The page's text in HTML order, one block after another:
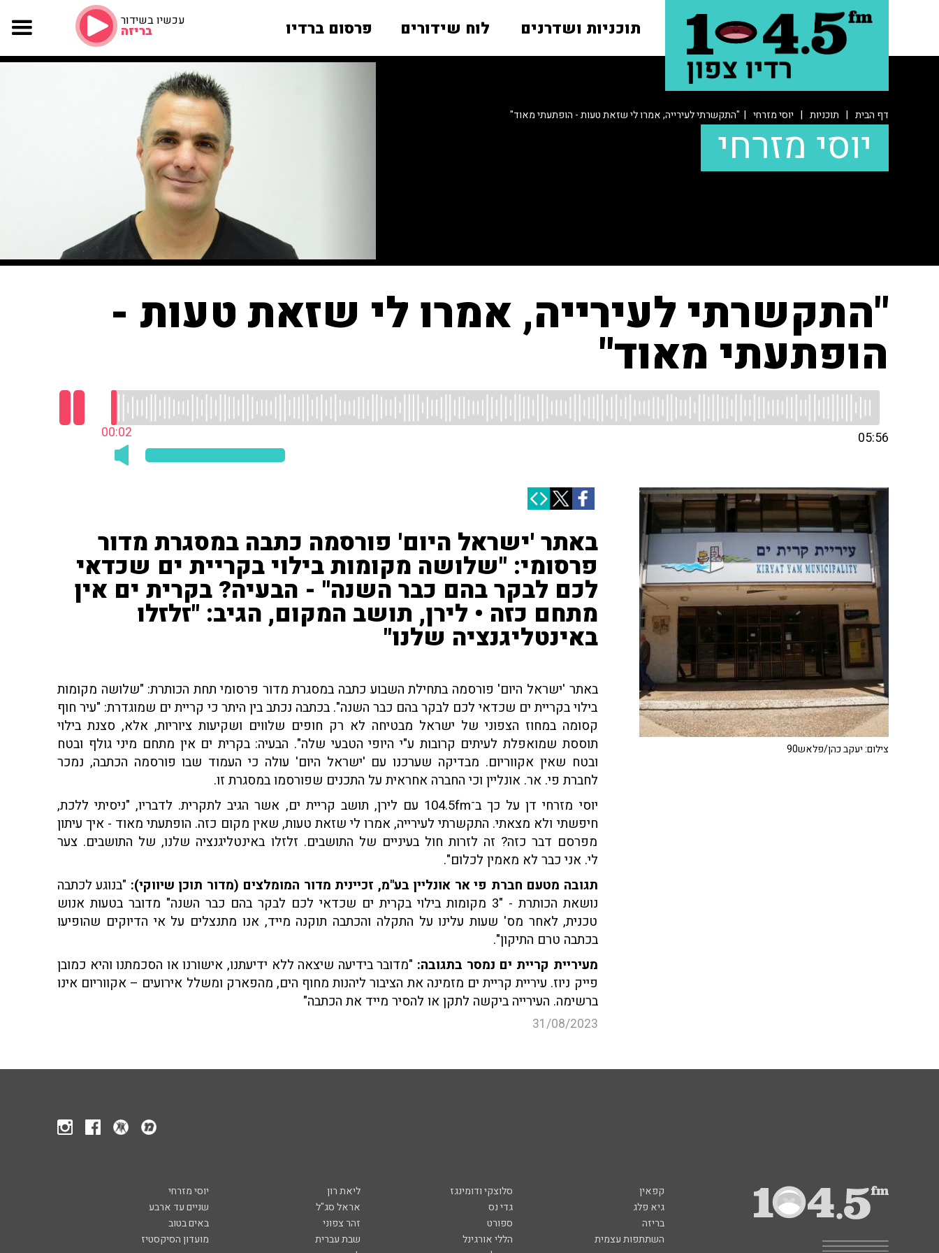
תוכניות ושדרנים לוח שידורים פרסום ברדיו עכשיו בשידור
בריזה
דף הבית | תוכניות | יוסי מזרחי | "התקשרתי לעירייה, אמרו לי שזאת טעות - הופתעתי מאוד"
יוסי מזרחי
"התקשרתי לעירייה, אמרו לי שזאת טעות -
הופתעתי מאוד"
00:03 05:56
באתר 'ישראל היום' פורסמה כתבה במסגרת מדור
פרסומי: "שלושה מקומות בילוי בקריית ים שכדאי
לכם לבקר בהם כבר השנה" - הבעיה? בקרית ים אין
מתחם כזה • לירן, תושב המקום, הגיב: "זלזלו
באינטליגנציה שלנו"
באתר 'ישראל היום' פורסמה בתחילת השבוע כתבה במסגרת מדור פרסומי תחת הכותרת: "שלושה מקומות
בילוי בקריית ים שכדאי לכם לבקר בהם כבר השנה". בכתבה נכתב בין היתר כי קריית ים שמוגדרת: "עיר חוף
קסומה במחוז הצפוני של ישראל מבטיחה לא רק חופים שלווים ושקיעות ציוריות, אלא, סצנת בילוי
תוססת שמואפלת לעיתים קרובות ע"י היופי הטבעי שלה". הבעיה: בקרית ים אין מתחם מיני גולף ובטח
ובטח שאין אקווריום. מבדיקה שערכנו עם 'ישראל היום' עולה כי העמוד שבו פורסמה הכתבה, נמכר
לחברת פי. אר. אונליין וכי החברה אחראית על התכנים שפורסמו במסגרת זו.
יוסי מזרחי דן על כך ב־104.5fm עם לירן, תושב קריית ים, אשר הגיב לתקרית. לדבריו, "ניסיתי ללכת,
חיפשתי ולא מצאתי. התקשרתי לעירייה, אמרו לי שזאת טעות, שאין מקום כזה. הופתעתי מאוד - איך עיתון
מפרסם דבר כזה? זה לזרות חול בעיניים של התושבים. זלזלו באינטליגנציה שלנו, של התושבים. צער
לי. אני כבר לא מאמין לכלום".
תגובה מטעם חברת פי אר אונליין בע"מ, זכיינית מדור המומלצים (מדור תוכן שיווקי): "בנוגע לכתבה
נושאת הכותרת - "3 מקומות בילוי בקרית ים שכדאי לכם לבקר בהם כבר השנה" מדובר בטעות אנוש
טכנית, לאחר מס' שעות עלינו על התקלה והכתבה תוקנה מייד, אנו מתנצלים על אי הדיוקים שהופיעו
בכתבה טרם התיקון".
מעיריית קריית ים נמסר בתגובה: "מדובר בידיעה שיצאה ללא ידיעתנו, אישורנו או הסכמתנו והיא כמובן
פייק ניוז. עיריית קריית ים מזמינה את הציבור ליהנות מחוף הים, מהפארק ומשלל אירועים – אקווריום אינו
ברשימה. העירייה ביקשה לתקן או להסיר מייד את הכתבה"
31/08/2023
צילום: יעקב כהן/פלאש90
קפאין סלוצקי ודומינגז ליאת רון
יוסי מזרחי
גיא פלג
גדי נס אראל סג"ל
שניים עד ארבע
בריזה
ספורט זהר צפוני
באים בטוב
השתתפות עצמית
הללי אורגינל שבת עברית
מועדון הסיקסטיז